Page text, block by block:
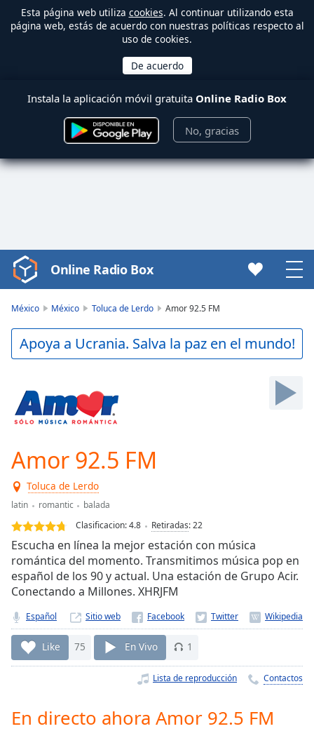
Esta página web utiliza cookies. Al continuar utilizando esta
página web, estás de acuerdo con nuestras políticas respecto al
uso de cookies.
Instala la aplicación móvil gratuita Online Radio Box
No, gracias
Video
Player
Play
Video
Backward
Skip
Forward
Current
Time 0:00
Duration-:-
Loaded :
0.00%
Stream
TypeLIVE
Seek to
live,
currently
live LIVE
Remaining
Time-
Rate
Online Radio Box
México México Toluca de Lerdo Amor 92.5 FM
Apoya a Ucrania. Salva la paz en el mundo!
Amor 92.5 FM
Toluca de Lerdo
latin romantic
balada
Clasificacion:4.8 Retiradas:22
Escucha en línea la mejor estación con música
romántica del momento. Transmitimos música pop en
español de los 90 y actual. Una estación de Grupo Acir.
Conectando a Millones. XHRJFM
Español Sitio web
Like 75 En Vivo 1
Lista de reproducción Contactos
En directo ahora Amor 92.5 FM